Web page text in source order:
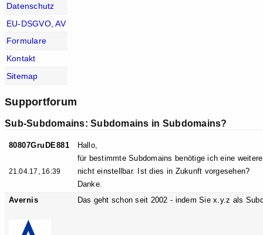
Datenschutz
EU-DSGVO, AV
Formulare
Kontakt
Sitemap
Supportforum
Sub-Subdomains: Subdomains in Subdomains?
80807GruDE881
21.04.17, 16:39
Hallo,
für bestimmte Subdomains benötige ich eine
nicht einstellbar. Ist dies in Zukunft vorgesehen?
Danke.
Avernis
Das geht schon seit 2002 - indem Sie x.y.z als